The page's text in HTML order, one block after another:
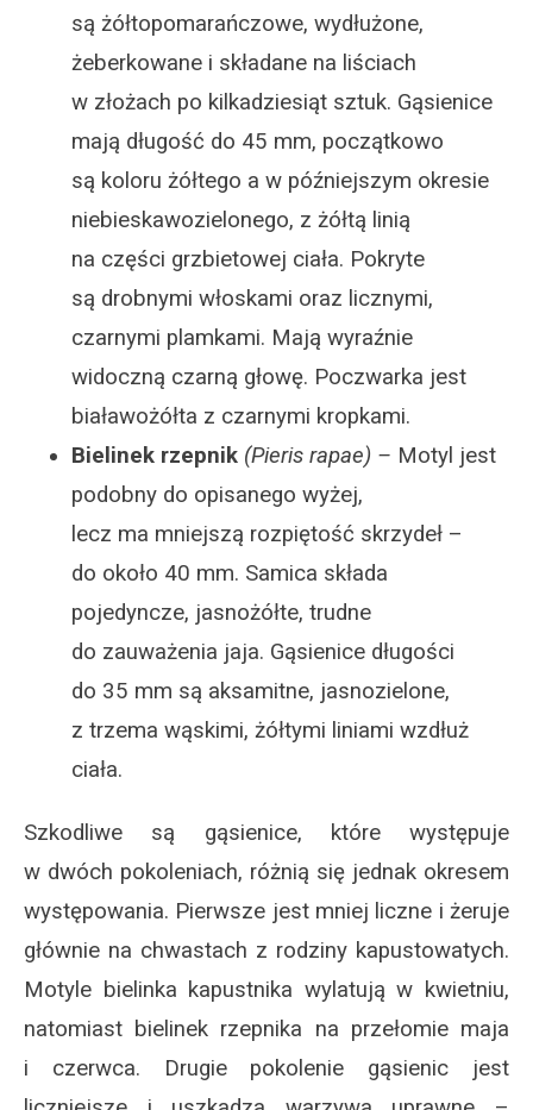
są żółtopomarańczowe, wydłużone,
żeberkowane i składane na liściach
w złożach po kilkadziesiąt sztuk. Gąsienice
mają długość do 45 mm, początkowo
są koloru żółtego a w późniejszym okresie
niebieskawozielonego, z żółtą linią
na części grzbietowej ciała. Pokryte
są drobnymi włoskami oraz licznymi,
czarnymi plamkami. Mają wyraźnie
widoczną czarną głowę. Poczwarka jest
białawożółta z czarnymi kropkami.
Bielinek rzepnik (Pieris rapae) – Motyl jest
podobny do opisanego wyżej,
lecz ma mniejszą rozpiętość skrzydeł –
do około 40 mm. Samica składa
pojedyncze, jasnożółte, trudne
do zauważenia jaja. Gąsienice długości
do 35 mm są aksamitne, jasnozielone,
z trzema wąskimi, żółtymi liniami wzdłuż
ciała.
Szkodliwe są gąsienice, które występuje
w dwóch pokoleniach, różnią się jednak okresem
występowania. Pierwsze jest mniej liczne i żeruje
głównie na chwastach z rodziny kapustowatych.
Motyle bielinka kapustnika wylatują w kwietniu,
natomiast bielinek rzepnika na przełomie maja
i czerwca. Drugie pokolenie gąsienic jest